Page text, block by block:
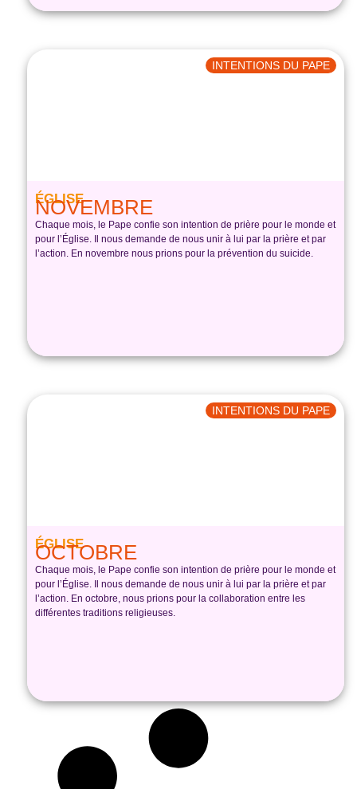
INTENTIONS DU PAPE
ÉGLISE
NOVEMBRE
Chaque mois, le Pape confie son intention de prière pour le monde et
pour l’Église. Il nous demande de nous unir à lui par la prière et par
l’action. En novembre nous prions pour la prévention du suicide.
INTENTIONS DU PAPE
ÉGLISE
OCTOBRE
Chaque mois, le Pape confie son intention de prière pour le monde et
pour l’Église. Il nous demande de nous unir à lui par la prière et par
l’action. En octobre, nous prions pour la collaboration entre les
différentes traditions religieuses.